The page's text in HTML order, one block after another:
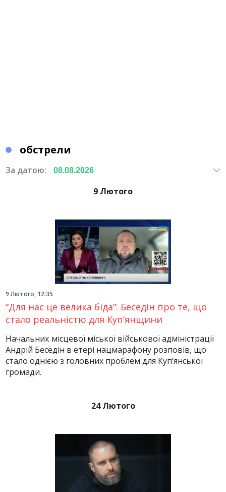
обстрели
За датою:
9 Лютого
9 Лютого, 12:35
“Для нас це велика біда”: Беседін про те, що
стало реальністю для Куп’янщини
Начальник місцевої міської військової адміністрації
Андрій Беседін в етері нацмарафону розповів, що
стало однією з головних проблем для Куп’янської
громади.
24 Лютого